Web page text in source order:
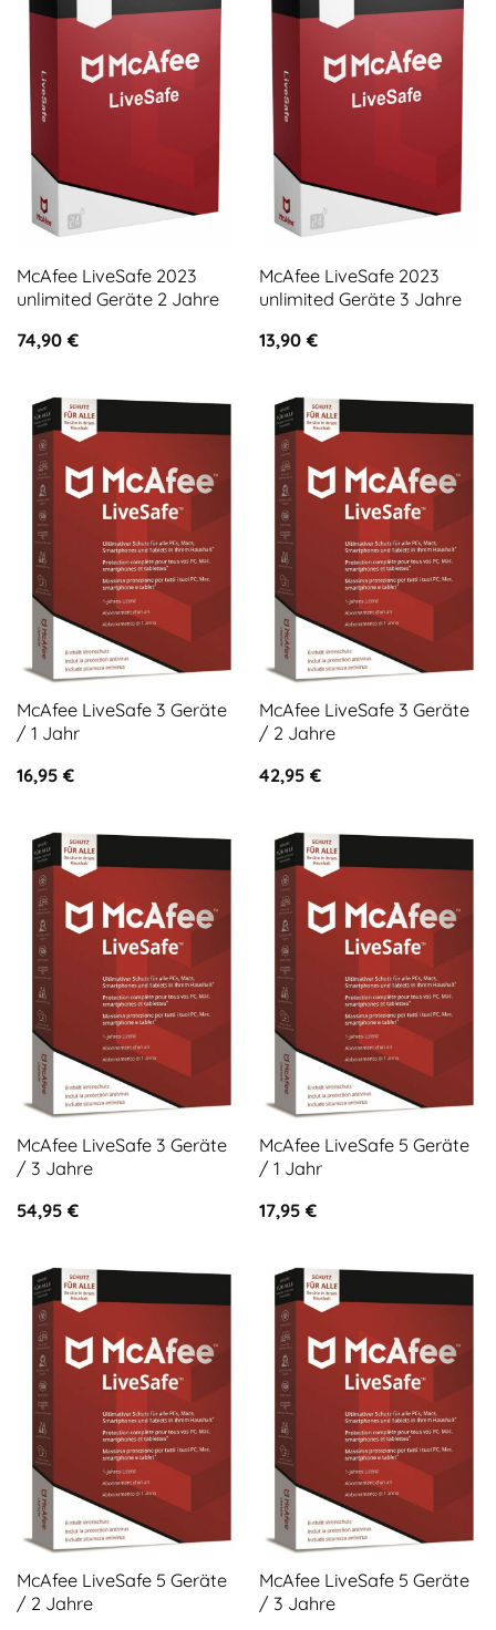
McAfee LiveSafe 2023
unlimited Geräte 2 Jahre
74,90 €
McAfee LiveSafe 2023
unlimited Geräte 3 Jahre
13,90 €
McAfee LiveSafe 3 Geräte
/ 1 Jahr
16,95 €
McAfee LiveSafe 3 Geräte
/ 2 Jahre
42,95 €
McAfee LiveSafe 3 Geräte
/ 3 Jahre
54,95 €
McAfee LiveSafe 5 Geräte
/ 1 Jahr
17,95 €
McAfee LiveSafe 5 Geräte
/ 2 Jahre
McAfee LiveSafe 5 Geräte
/ 3 Jahre